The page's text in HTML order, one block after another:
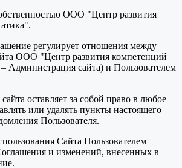
ООО "Центр развития
регулирует отношения между
ООО "Центр развития компетенций
– Администрация сайта) и Пользователем
оставляет за собой право в любое
или удалять пункты настоящего
Пользователя.
Сайта Пользователем
и изменений, внесенных в